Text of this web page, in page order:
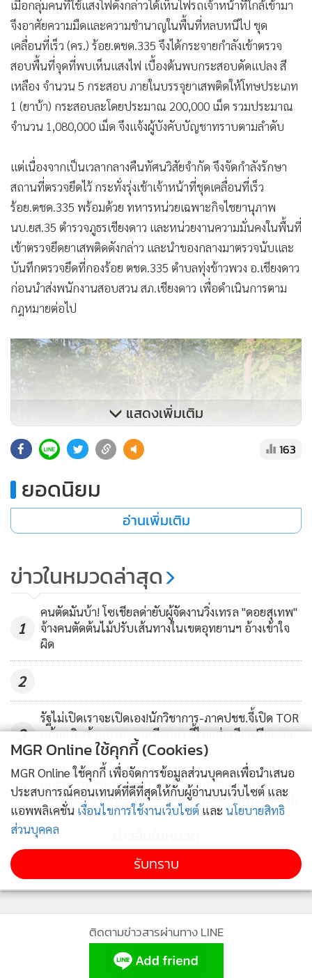
เมื่อกลุ่มคนที่ใช้แสงไฟดังกล่าวได้เห็นไฟรถเจ้าหน้าที่ใกล้เข้ามา
จึงอาศัยความมืดและความชำนาญในพื้นที่หลบหนีไป ชุด
เคลื่อนที่เร็ว (คร.) ร้อย.ตชด.335 จึงได้กระจายกำลังเข้าตรวจ
สอบพื้นที่จุดที่พบเห็นแสงไฟ เบื้องต้นพบกระสอบดัดแปลง สี
เหลือง จำนวน 5 กระสอบ ภายในบรรจุยาเสพติดให้โทษประเภท
1 (ยาบ้า) กระสอบละโดยประมาณ 200,000 เม็ด รวมประมาณ
จำนวน 1,080,000 เม็ด จึงแจ้งผู้บังคับบัญชาทราบตามลำดับ
แต่เนื่องจากเป็นเวลากลางคืนทัศนวิสัยจำกัด จึงจัดกำลังรักษา
สถานที่ตรวจยึดไว้ กระทั่งรุ่งเช้าเจ้าหน้าที่ชุดเคลื่อนที่เร็ว
ร้อย.ตชด.335 พร้อมด้วย ทหารหน่วยเฉพาะกิจไชยานุภาพ
นบ.ยส.35 ตำรวจภูธรเชียงดาว และหน่วยงานความมั่นคงในพื้นที่
เข้าตรวจยึดยาเสพติดดังกล่าว และนำของกลางมาตรวจนับและ
บันทึกตรวจยึดที่กองร้อย ตชด.335 ตำบลทุ่งข้าวพวง อ.เชียงดาว
ก่อนนำส่งพนักงานสอบสวน สภ.เชียงดาว เพื่อดำเนินการตาม
กฎหมายต่อไป
แสดงเพิ่มเติม
163
ยอดนิยม
อ่านเพิ่มเติม
ข่าวในหมวดล่าสุด
1
คนตัดมันบ้า! โซเชียลด่ายับผู้จัดงานวิ่งเทรล "ดอยสุเทพ"
จ้างคนตัดต้นไม้ปรับเส้นทางในเขตอุทยานฯ อ้างเข้าใจ
ผิด
2
3
รัฐไม่เปิดเราจะเปิดเอง!นักวิชาการ-ภาคปชช.จี้เปิด TOR
แก้มลพิษข้ามพรมแดนเมียนมา ชี้ไทยส่อเสียเปรียบทุก
ประตู
4
แกะรอยพบคู่หูทรชนลาวปล้นร้านทองกลางห้างดัง
เชียงของ นั่งเรือข้ามโขง-ควบคัมรี่เผ่นต่อติดพรมแดนจีน
ติดตามข่าวสารผ่านทาง LINE
MGR Online ใช้คุกกี้ (Cookies)
MGR Online ใช้คุกกี้ เพื่อจัดการข้อมูลส่วนบุคคลเพื่อนำเสนอ
ประสบการณ์คอนเทนต์ที่ดีที่สุดให้กับผู้อ่านบนเว็บไซต์ และ
แอพพลิเคชั่น เงื่อนไขการใช้งานเว็บไซต์ และ นโยบายสิทธิ
ส่วนบุคคล
รับทราบ